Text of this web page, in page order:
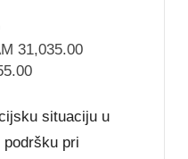
31,035.00
situaciju u
pri